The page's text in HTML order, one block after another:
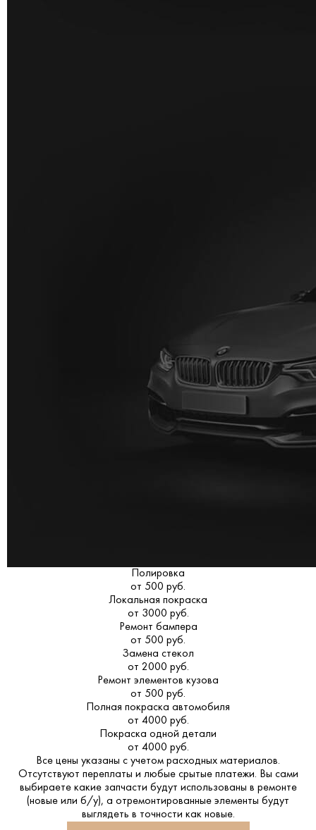
Полировка
от 500 руб.
Локальная покраска
от 3000 руб.
Ремонт бампера
от 500 руб.
Замена стекол
от 2000 руб.
Ремонт элементов кузова
от 500 руб.
Полная покраска автомобиля
от 4000 руб.
Покраска одной детали
от 4000 руб.
Все цены указаны с учетом расходных материалов.
Отсутствуют переплаты и любые срытые платежи. Вы сами
выбираете какие запчасти будут использованы в ремонте
(новые или б/у), а отремонтированные элементы будут
выглядеть в точности как новые.